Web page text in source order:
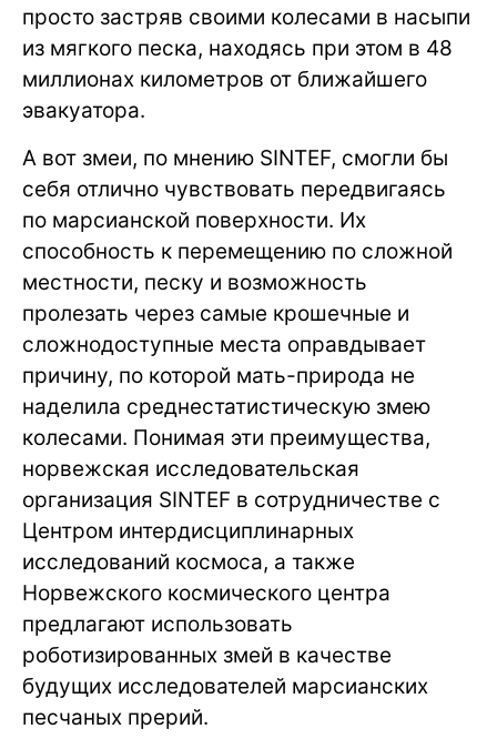
просто застряв своими колесами в насыпи
из мягкого песка, находясь при этом в 48
миллионах километров от ближайшего
эвакуатора.
А вот змеи, по мнению SINTEF, смогли бы
себя отлично чувствовать передвигаясь
по марсианской поверхности. Их
способность к перемещению по сложной
местности, песку и возможность
пролезать через самые крошечные и
сложнодоступные места оправдывает
причину, по которой мать-природа не
наделила среднестатистическую змею
колесами. Понимая эти преимущества,
норвежская исследовательская
организация SINTEF в сотрудничестве с
Центром интердисциплинарных
исследований космоса, а также
Норвежского космического центра
предлагают использовать
роботизированных змей в качестве
будущих исследователей марсианских
песчаных прерий.